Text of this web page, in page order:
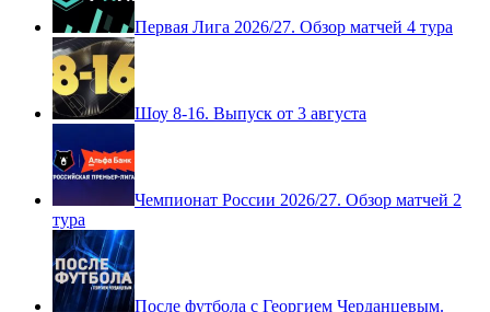
Первая Лига 2026/27. Обзор матчей 4 тура
Шоу 8-16. Выпуск от 3 августа
Чемпионат России 2026/27. Обзор матчей 2
тура
После футбола с Георгием Черданцевым.